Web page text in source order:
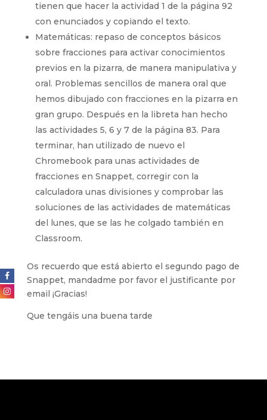
tienen que hacer la actividad 1 de la página 92
con enunciados y copiando el texto.
Matemáticas: repaso de conceptos básicos
sobre fracciones para activar conocimientos
previos en la pizarra, de manera manipulativa y
oral. Problemas sencillos de manera oral que
hemos dibujado con fracciones en la pizarra en
gran grupo. Después en la libreta han hecho
las actividades 5, 6 y 7 de la página 83. Para
terminar, han utilizado de nuevo el
Chromebook para unas actividades de
fracciones en Snappet, corregir con la
calculadora unas divisiones y comprobar las
soluciones de las actividades de matemáticas
del lunes, que se las he colgado también en
Classroom.
Os recuerdo que está abierto el segundo pago de
Snappet, mandadme por favor el justificante por
email ¡Gracias!
Que tengáis una buena tarde